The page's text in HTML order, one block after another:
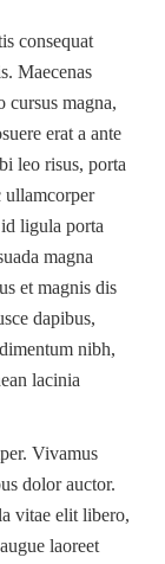
consequat
Maecenas
cursus magna,
erat a ante
leo risus, porta
ullamcorper
ligula porta
magna
et magnis dis
dapibus,
nibh,
lacinia
Vivamus
dolor auctor.
vitae elit libero,
laoreet